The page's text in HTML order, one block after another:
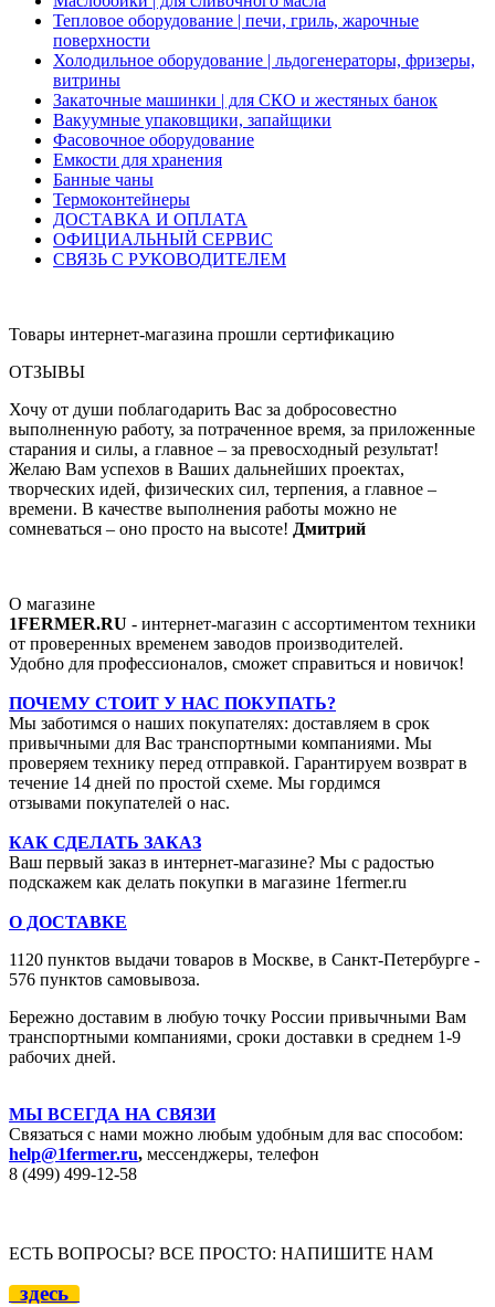
Тепловое оборудование | печи, гриль, жарочные
поверхности
Холодильное оборудование | льдогенераторы, фризеры,
витрины
Закаточные машинки | для СКО и жестяных банок
Вакуумные упаковщики, запайщики
Фасовочное оборудование
Емкости для хранения
Банные чаны
Термоконтейнеры
ДОСТАВКА И ОПЛАТА
ОФИЦИАЛЬНЫЙ СЕРВИС
СВЯЗЬ С РУКОВОДИТЕЛЕМ
Товары интернет-магазина прошли сертификацию
ОТЗЫВЫ
Хочу от души поблагодарить Вас за добросовестно
выполненную работу, за потраченное время, за приложенные
старания и силы, а главное – за превосходный результат!
Желаю Вам успехов в Ваших дальнейших проектах,
творческих идей, физических сил, терпения, а главное –
времени. В качестве выполнения работы можно не
сомневаться – оно просто на высоте! Дмитрий
О магазине
1FERMER.RU - интернет-магазин с ассортиментом техники
от проверенных временем заводов производителей.
Удобно для профессионалов, сможет справиться и новичок!
ПОЧЕМУ СТОИТ У НАС ПОКУПАТЬ?
Мы заботимся о наших покупателях: доставляем в срок
привычными для Вас транспортными компаниями. Мы
проверяем технику перед отправкой. Гарантируем возврат в
течение 14 дней по простой схеме. Мы гордимся
отзывами покупателей о нас.
КАК СДЕЛАТЬ ЗАКАЗ
Ваш первый заказ в интернет-магазине? Мы с радостью
подскажем как делать покупки в магазине 1fermer.ru
О ДОСТАВКЕ
1120 пунктов выдачи товаров в Москве, в Санкт-Петербурге -
576 пунктов самовывоза.
Бережно доставим в любую точку России привычными Вам
транспортными компаниями, сроки доставки в среднем 1-9
рабочих дней.
МЫ ВСЕГДА НА СВЯЗИ
Связаться с нами можно любым удобным для вас способом:
help@1fermer.ru, мессенджеры, телефон
8 (499) 499-12-58
ЕСТЬ ВОПРОСЫ? ВСЕ ПРОСТО: НАПИШИТЕ НАМ
здесь